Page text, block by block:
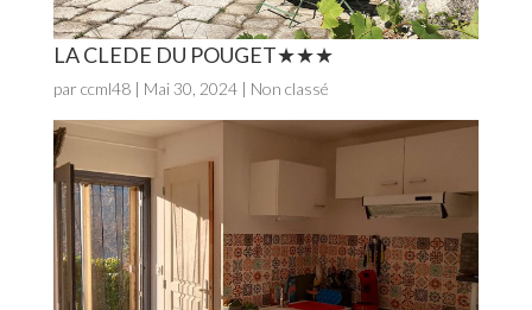
LA CLEDE DU POUGET
par ccml48| Mai 30, 2024| Non classé